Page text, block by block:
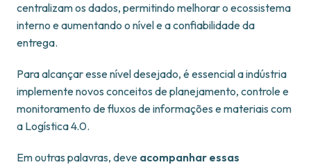
centralizam os dados, permitindo melhorar o ecossistema
interno e aumentando o nível e a confiabilidade da
entrega.
Para alcançar esse nível desejado, é essencial a indústria
implemente novos conceitos de planejamento, controle e
monitoramento de fluxos de informações e materiais com
a Logística 4.0.
Em outras palavras, deve acompanhar essas